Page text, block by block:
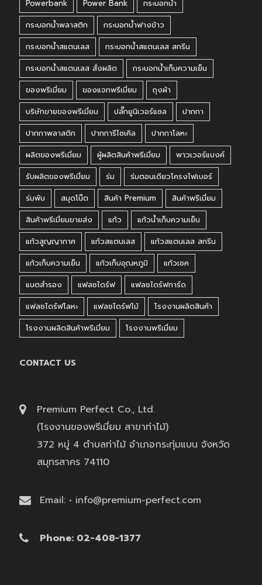
Powerbank Power Bank
กระบอกน้ำ
กระบอกน้ำพลาสติก
กระบอกน้ำฟางข้าว
กระบอกน้ำสแตนเลส
กระบอกน้ำสแตนเลส สกรีน
กระบอกน้ำสแตนเลส สั่งผลิต
กระบอกน้ำเก็บความเย็น
ของพรีเมี่ยม
ของแจกพรีเมี่ยม
ถุงผ้า
บริษัทขายของพรีเมี่ยม
ปลั๊กยูนิเวอร์แซล
ปากกา
ปากกาพลาสติก
ปากการีไซเคิล
ปากกาโลหะ
ผลิตของพรีเมี่ยม
ผู้ผลิตสินค้าพรีเมี่ยม
พาวเวอร์แบงค์
รับผลิตของพรีเมี่ยม
ร่ม
ร่มตอนเดียวโครงไฟเบอร์
ร่มพับ
สมุดโน๊ต สินค้า Premium
สินค้าพรีเมี่ยม
สินค้าพรีเมี่ยมขายส่ง
แก้ว
แก้วน้ำเก็บความเย็น
แก้วสูญญากาศ
แก้วสแตนเลส
แก้วสแตนเลส สกรีน
แก้วเก็บความเย็น
แก้วเก็บอุณหภูมิ
แก้วเชค
แบตสำรอง
แฟลชไดร์ฟ
แฟลชไดร์ฟการ์ด
แฟลชไดร์ฟโลหะ
แฟลชไดร์ฟไม้
โรงงานผลิตสินค้า
โรงงานผลิตสินค้าพรีเมี่ยม
โรงงานพรีเมี่ยม
CONTACT US
Premium Perfect Co., Ltd.
(โรงงานของพรีเมี่ยม สาขาท่าไม้)
372 หมู่ 4 ตำบลท่าไม้ อำเภอกระทุ่มแบน จังหวัด
สมุทรสาคร 74110
Email: • info@premium-perfect.com
Phone: 02-408-1377